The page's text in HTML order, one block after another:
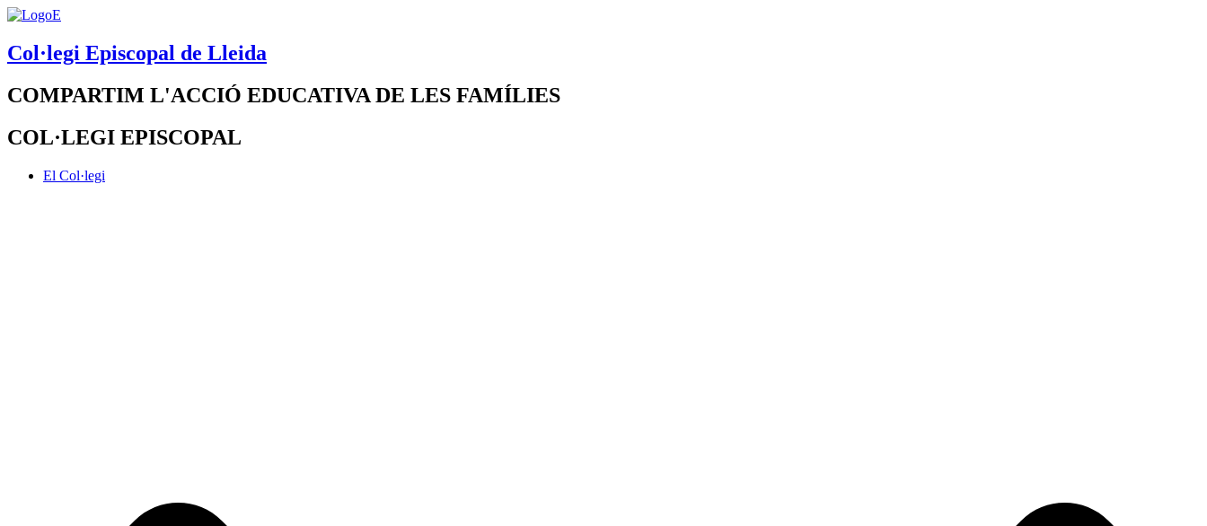
Col·legi Episcopal de Lleida
COMPARTIM L'ACCIÓ EDUCATIVA DE LES FAMÍLIES
COL·LEGI EPISCOPAL
El Col·legi